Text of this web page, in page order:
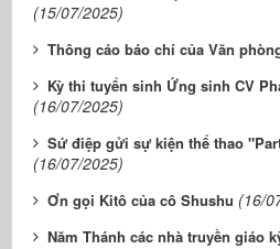
(15/07/2025)
Thông cáo báo chí của Văn
Kỳ thi tuyển sinh Ứng sinh CV
(16/07/2025)
Sứ điệp gửi sự kiện thể thao
(16/07/2025)
Ơn gọi Kitô của cô Shushu (16/
Năm Thánh các nhà truyền giáo